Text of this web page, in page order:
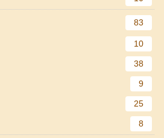
83
10
38
9
25
8